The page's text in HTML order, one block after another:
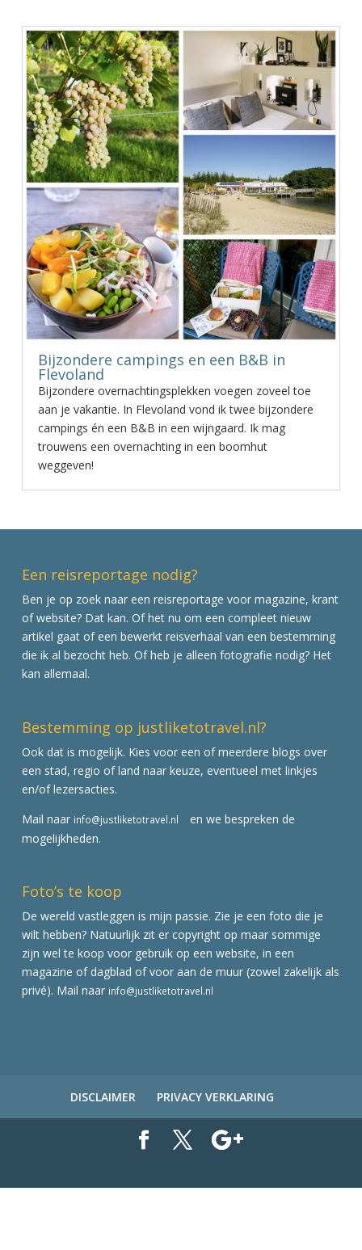
Bijzondere campings en een B&B in
Flevoland
Bijzondere overnachtingsplekken voegen zoveel toe
aan je vakantie. In Flevoland vond ik twee bijzondere
campings én een B&B in een wijngaard. Ik mag
trouwens een overnachting in een boomhut
weggeven!
Een reisreportage nodig?
Ben je op zoek naar een reisreportage voor magazine, krant
of website? Dat kan. Of het nu om een compleet nieuw
artikel gaat of een bewerkt reisverhaal van een bestemming
die ik al bezocht heb. Of heb je alleen fotografie nodig? Het
kan allemaal.
Bestemming op justliketotravel.nl?
Ook dat is mogelijk. Kies voor een of meerdere blogs over
een stad, regio of land naar keuze, eventueel met linkjes
en/of lezersacties.
Mail naar info@justliketotravel.nl
en we bespreken de
mogelijkheden.
Foto’s te koop
De wereld vastleggen is mijn passie. Zie je een foto die je
wilt hebben? Natuurlijk zit er copyright op maar sommige
zijn wel te koop voor gebruik op een website, in een
magazine of dagblad of voor aan de muur (zowel zakelijk als
privé). Mail naar info@justliketotravel.nl
DISCLAIMER PRIVACY VERKLARING